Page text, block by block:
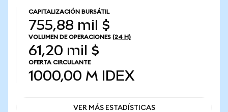
CAPITALIZACIÓN BURSÁTIL
755,88 mil $
VOLUMEN DE OPERACIONES (24 H)
61,20 mil $
OFERTA CIRCULANTE
1000,00 M IDEX
VER MÁS ESTADÍSTICAS